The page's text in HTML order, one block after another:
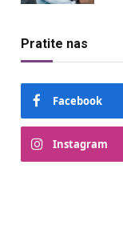
Pratite nas
Facebook
Instagram